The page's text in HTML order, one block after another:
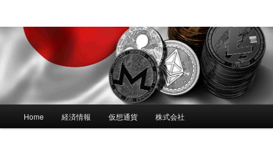
へ
移
Home 経済情報 仮想通貨 株式会社